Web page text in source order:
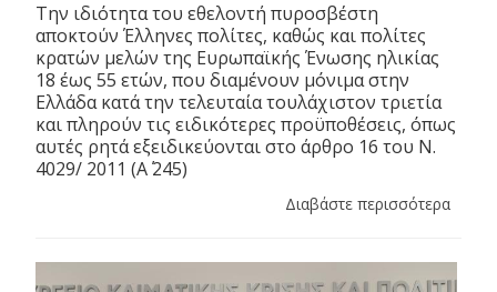
Την ιδιότητα του εθελοντή πυροσβέστη
αποκτούν Έλληνες πολίτες, καθώς και πολίτες
κρατών μελών της Ευρωπαϊκής Ένωσης ηλικίας
18 έως 55 ετών, που διαμένουν μόνιμα στην
Ελλάδα κατά την τελευταία τουλάχιστον τριετία
και πληρούν τις ειδικότερες προϋποθέσεις, όπως
αυτές ρητά εξειδικεύονται στο άρθρο 16 του N.
4029/ 2011 (Α΄ 245)
Διαβάστε περισσότερα